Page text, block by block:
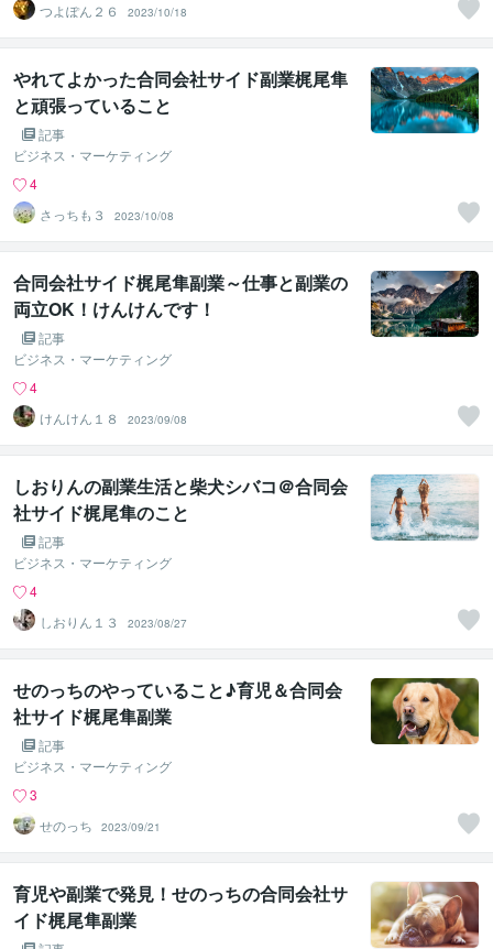
つよぽん２６
2023/10/18
やれてよかった合同会社サイド副業梶尾隼
と頑張っていること
記事
ビジネス・マーケティング
4
さっちも３
2023/10/08
合同会社サイド梶尾隼副業～仕事と副業の
両立OK！けんけんです！
記事
ビジネス・マーケティング
4
けんけん１８
2023/09/08
しおりんの副業生活と柴犬シバコ＠合同会
社サイド梶尾隼のこと
記事
ビジネス・マーケティング
4
しおりん１３
2023/08/27
せのっちのやっていること♪育児＆合同会
社サイド梶尾隼副業
記事
ビジネス・マーケティング
3
せのっち
2023/09/21
育児や副業で発見！せのっちの合同会社サ
イド梶尾隼副業